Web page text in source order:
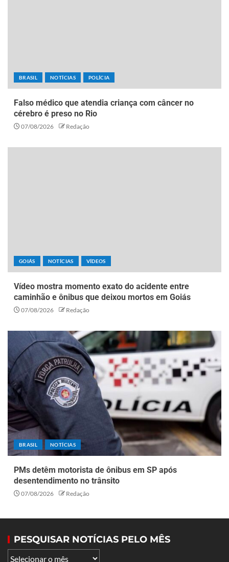
BRASIL NOTÍCIAS POLÍCIA
Falso médico que atendia criança com câncer no
cérebro é preso no Rio
07/08/2026 Redação
GOIÁS NOTÍCIAS VÍDEOS
Vídeo mostra momento exato do acidente entre
caminhão e ônibus que deixou mortos em Goiás
07/08/2026 Redação
BRASIL NOTÍCIAS
PMs detêm motorista de ônibus em SP após
desentendimento no trânsito
07/08/2026 Redação
PESQUISAR NOTÍCIAS PELO MÊS